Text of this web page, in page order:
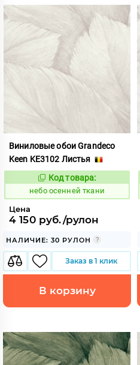
Виниловые обои Grandeco
Keen KE3102 Листья
1117855
Код товара:
небо осенней ткани
Цена
4 150 руб./рулон
НАЛИЧИЕ: 30 РУЛОН
Заказ в 1 клик
В корзину